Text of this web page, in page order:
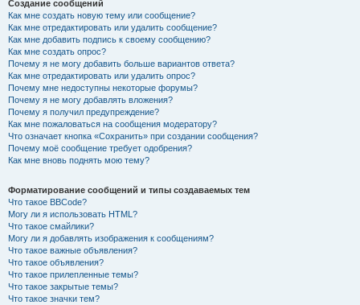
Создание сообщений
Как мне создать новую тему или сообщение?
Как мне отредактировать или удалить сообщение?
Как мне добавить подпись к своему сообщению?
Как мне создать опрос?
Почему я не могу добавить больше вариантов ответа?
Как мне отредактировать или удалить опрос?
Почему мне недоступны некоторые форумы?
Почему я не могу добавлять вложения?
Почему я получил предупреждение?
Как мне пожаловаться на сообщения модератору?
Что означает кнопка «Сохранить» при создании сообщения?
Почему моё сообщение требует одобрения?
Как мне вновь поднять мою тему?
Форматирование сообщений и типы создаваемых тем
Что такое BBCode?
Могу ли я использовать HTML?
Что такое смайлики?
Могу ли я добавлять изображения к сообщениям?
Что такое важные объявления?
Что такое объявления?
Что такое прилепленные темы?
Что такое закрытые темы?
Что такое значки тем?